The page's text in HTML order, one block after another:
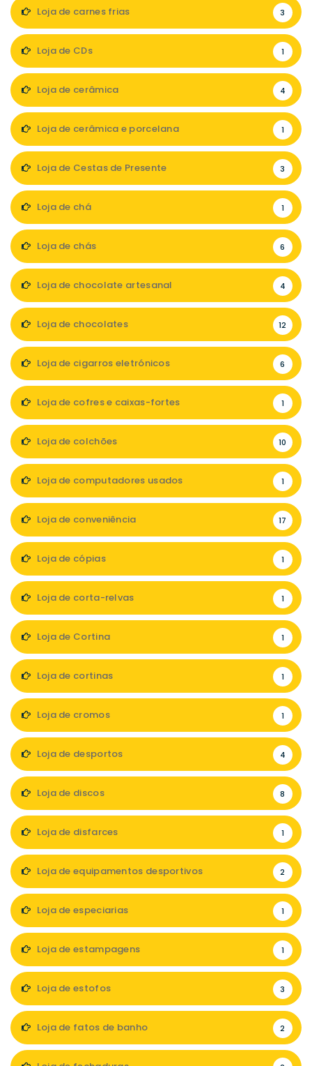
Loja de carnes frias 3
Loja de CDs 1
Loja de cerâmica 4
Loja de cerâmica e porcelana 1
Loja de Cestas de Presente 3
Loja de chá 1
Loja de chás 6
Loja de chocolate artesanal 4
Loja de chocolates 12
Loja de cigarros eletrónicos 6
Loja de cofres e caixas-fortes 1
Loja de colchões 10
Loja de computadores usados 1
Loja de conveniência 17
Loja de cópias 1
Loja de corta-relvas 1
Loja de Cortina 1
Loja de cortinas 1
Loja de cromos 1
Loja de desportos 4
Loja de discos 8
Loja de disfarces 1
Loja de equipamentos desportivos 2
Loja de especiarias 1
Loja de estampagens 1
Loja de estofos 3
Loja de fatos de banho 2